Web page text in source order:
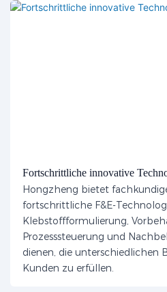
Fortschrittliche innovative
Hongzheng bietet
fortschrittliche F&E-
Klebstoffformulierung,
Prozesssteuerung und
dienen, die unterschiedlichen
Kunden zu erfüllen.